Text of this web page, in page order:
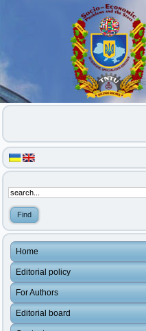
Home
Editorial policy
For Authors
Editorial board